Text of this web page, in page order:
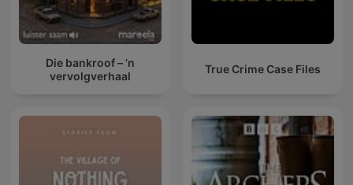
Die bankroof – ’n
vervolgverhaal
True Crime Case Files